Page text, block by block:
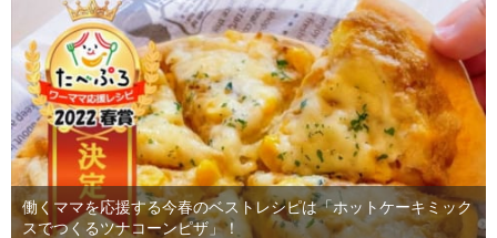
働くママを応援する今春のベストレシピは「ホットケーキミック
スでつくるツナコーンピザ」！